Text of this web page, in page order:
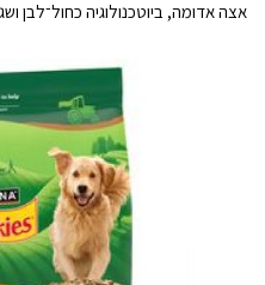
אצה אדומה, ביוטכנולוגיה כחול־לבן